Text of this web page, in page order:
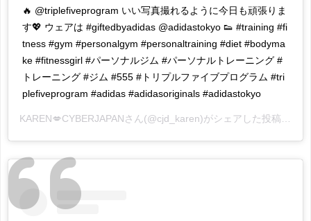
🔥 @triplefiveprogram いい写真撮れるように今日も頑張りま
す💖 ウェアは #giftedbyadidas @adidastokyo 👟 #training #fi
tness #gym #personalgym #personaltraining #diet #bodyma
ke #fitnessgirl #パーソナルジム #パーソナルトレーニング #
トレーニング #ジム #555 #トリプルファイブプログラム #tri
plefiveprogram #adidas #adidasoriginals #adidastokyo
KAREN💋CYBERJAPANさん(@cjd_karen)がシェアした投稿 -